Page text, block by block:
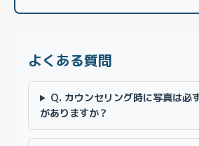
よくある質問
Q. カウンセリング時に写真は必
がありますか？